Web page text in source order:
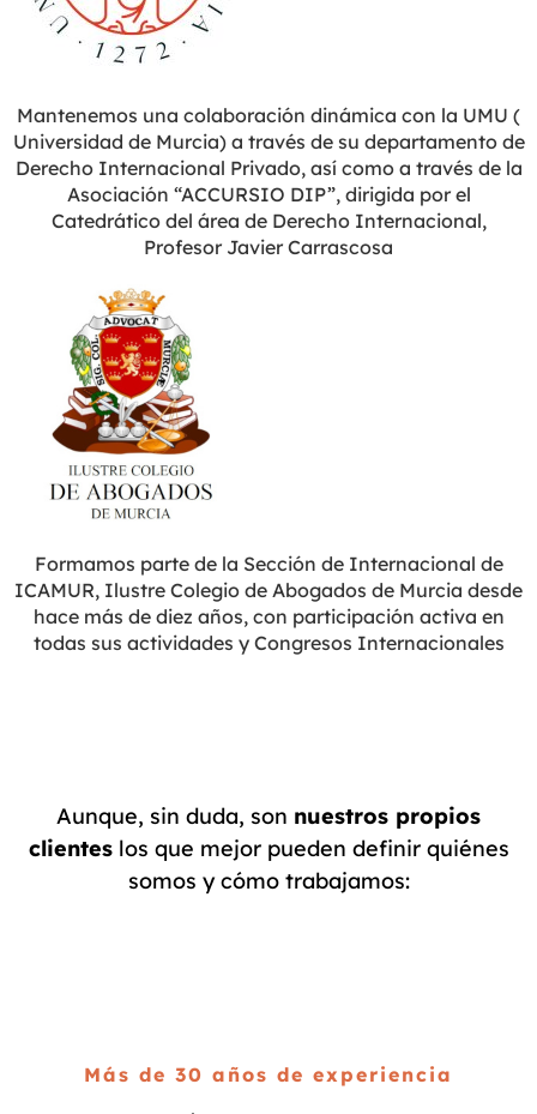
Mantenemos una colaboración dinámica con la UMU (
Universidad de Murcia) a través de su departamento de
Derecho Internacional Privado, así como a través de la
Asociación “ACCURSIO DIP”, dirigida por el
Catedrático del área de Derecho Internacional,
Profesor Javier Carrascosa
Formamos parte de la Sección de Internacional de
ICAMUR, Ilustre Colegio de Abogados de Murcia desde
hace más de diez años, con participación activa en
todas sus actividades y Congresos Internacionales
Aunque, sin duda, son nuestros propios
clienteslos que mejor pueden definir quiénes
somos y cómo trabajamos:
Más de 30 años de experiencia